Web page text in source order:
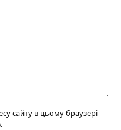
сайту в цьому браузері